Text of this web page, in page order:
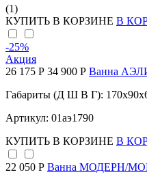
(1)
КУПИТЬ В КОРЗИНЕ В
-25%
Акция
26 175 Р 34 900 Р Ванна
Габариты (Д Ш В Г):
Артикул: 01аэ1790
КУПИТЬ В КОРЗИНЕ В
22 050 Р Ванна МОДЕРН/